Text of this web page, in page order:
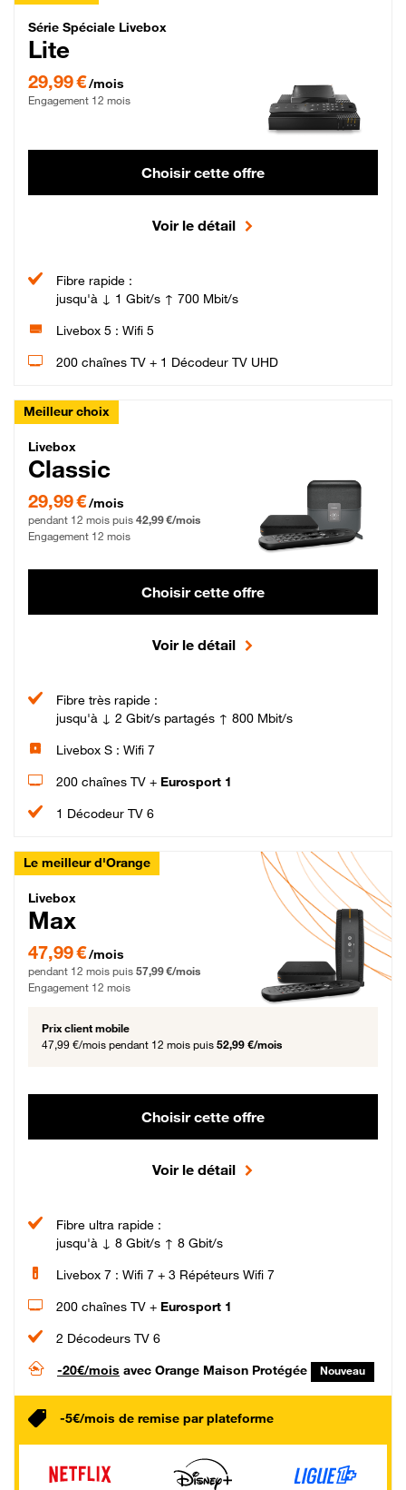
Série Spéciale Livebox Lite Fibre
Série Spéciale Livebox
Lite
29,99 €/mois
Engagement 12 mois
Choisir cette offre
Voir le détail
Fibre rapide :
jusqu'à ↓ 1 Gbit/s ↑ 700 Mbit/s
Livebox 5 : Wifi 5
200 chaînes TV + 1 Décodeur TV UHD
Meilleur choix
Livebox Classic Fibre
Livebox
Classic
29,99 € par mois pendant 12 mois puis 42,99 € par mois, Engagement 12 mois
29,99 €/mois
pendant 12 mois puis 42,99 €/mois
Engagement 12 mois
Choisir cette offre
Voir le détail
Fibre très rapide :
jusqu'à ↓ 2 Gbit/s partagés ↑ 800 Mbit/s
Livebox S : Wifi 7
200 chaînes TV + Eurosport 1
1 Décodeur TV 6
Le meilleur d'Orange
Livebox Max Fibre
Livebox
Max
47,99 € par mois pendant 12 mois puis 57,99 € par mois, Engagement 12 mois
47,99 €/mois
pendant 12 mois puis 57,99 €/mois
Engagement 12 mois
Prix client mobile
47,99 €/mois pendant 12 mois puis 52,99 €/mois
Choisir cette offre
Voir le détail
Fibre ultra rapide :
jusqu'à ↓ 8 Gbit/s ↑ 8 Gbit/s
Livebox 7 : Wifi 7 + 3 Répéteurs Wifi 7
200 chaînes TV + Eurosport 1
2 Décodeurs TV 6
-20€/mois avec Orange Maison Protégée Nouveau
-5€/mois de remise par plateforme